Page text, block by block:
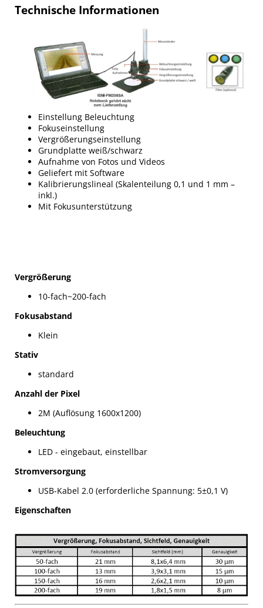
Technische Informationen
Einstellung Beleuchtung
Fokuseinstellung
Vergrößerungseinstellung
Grundplatte weiß/schwarz
Aufnahme von Fotos und Videos
Geliefert mit Software
Kalibrierungslineal (Skalenteilung 0,1 und 1 mm –
inkl.)
Mit Fokusunterstützung
Vergrößerung
10-fach~200-fach
Fokusabstand
Klein
Stativ
standard
Anzahl der Pixel
2M (Auflösung 1600x1200)
Beleuchtung
LED - eingebaut, einstellbar
Stromversorgung
USB-Kabel 2.0 (erforderliche Spannung: 5±0,1 V)
Eigenschaften